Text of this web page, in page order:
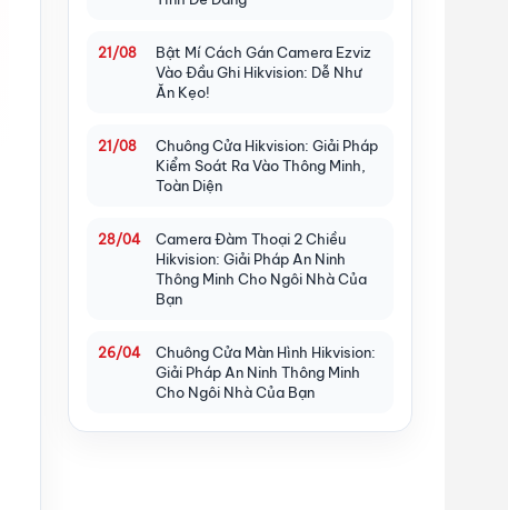
21/08
Bật Mí Cách Gán Camera Ezviz
Vào Đầu Ghi Hikvision: Dễ Như
Ăn Kẹo!
21/08
Chuông Cửa Hikvision: Giải Pháp
Kiểm Soát Ra Vào Thông Minh,
Toàn Diện
28/04
Camera Đàm Thoại 2 Chiều
Hikvision: Giải Pháp An Ninh
Thông Minh Cho Ngôi Nhà Của
Bạn
26/04
Chuông Cửa Màn Hình Hikvision:
Giải Pháp An Ninh Thông Minh
Cho Ngôi Nhà Của Bạn